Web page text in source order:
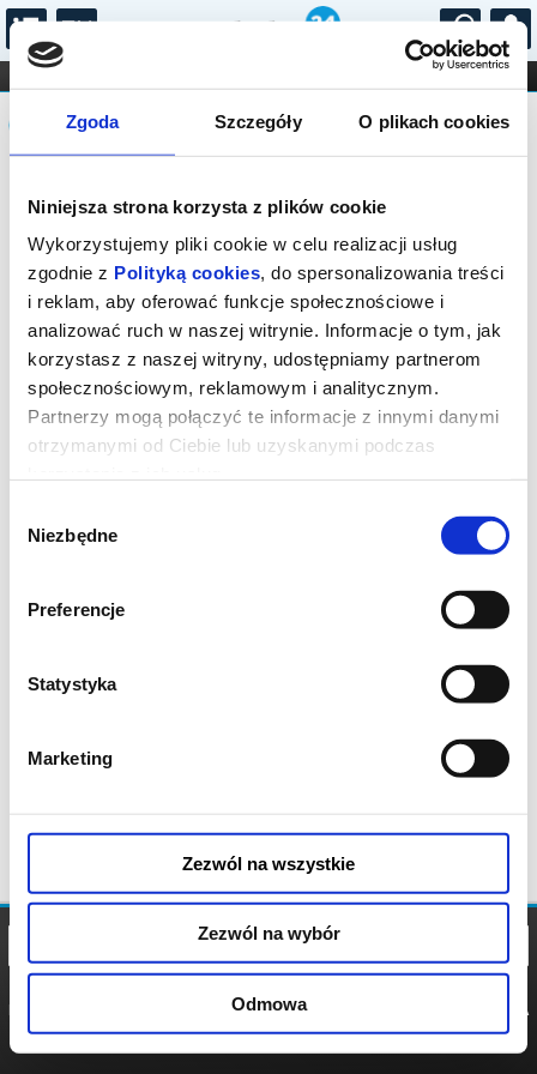
Zgoda Szczegóły O plikach cookies
Niniejsza strona korzysta z plików cookie
Wykorzystujemy pliki cookie w celu realizacji usług
zgodnie z Polityką cookies, do spersonalizowania treści
i reklam, aby oferować funkcje społecznościowe i
analizować ruch w naszej witrynie. Informacje o tym, jak
korzystasz z naszej witryny, udostępniamy partnerom
społecznościowym, reklamowym i analitycznym.
Partnerzy mogą połączyć te informacje z innymi danymi
otrzymanymi od Ciebie lub uzyskanymi podczas
zgody
Niezbędne
Preferencje
Statystyka
Marketing
Zezwól na wszystkie
Zezwól na wybór
Odmowa
...
FILHARMONIA OPERA I BALET
STAND-UP
DLA DZIECI
Komunikat
Sprzedaż biletów on-line na wydarzenie
została zakończona.
POLITYKA
POLITYKA